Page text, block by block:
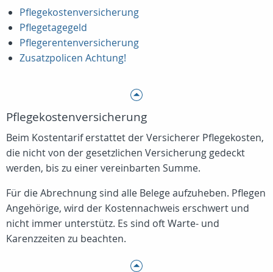
Pflegekostenversicherung
Pflegetagegeld
Pflegerentenversicherung
Zusatzpolicen Achtung!
Pflegekostenversicherung
Beim Kostentarif erstattet der Versicherer Pflegekosten,
die nicht von der gesetzlichen Versicherung gedeckt
werden, bis zu einer vereinbarten Summe.
Für die Abrechnung sind alle Belege aufzuheben. Pflegen
Angehörige, wird der Kostennachweis erschwert und
nicht immer unterstütz. Es sind oft Warte- und
Karenzzeiten zu beachten.